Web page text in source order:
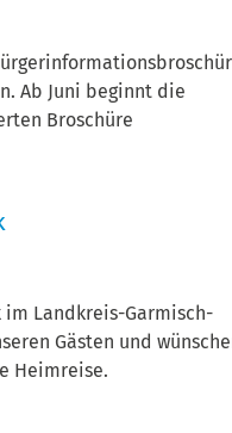
Ab Juni beginnt die
Broschüre
Landkreis-Garmisch-
Gästen und
Heimreise.